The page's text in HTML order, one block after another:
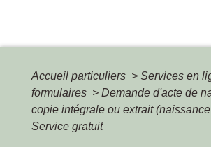
Accueil particuliers > Services en
formulaires > Demande d'acte de
copie intégrale ou extrait
Service gratuit